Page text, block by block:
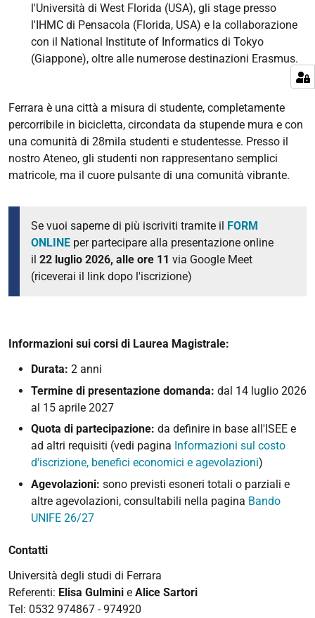
l'Università di West Florida (USA), gli stage presso
l'IHMC di Pensacola (Florida, USA) e la collaborazione
con il National Institute of Informatics di Tokyo
(Giappone), oltre alle numerose destinazioni Erasmus.
Ferrara è una città a misura di studente, completamente
percorribile in bicicletta, circondata da stupende mura e con
una comunità di 28mila studenti e studentesse. Presso il
nostro Ateneo, gli studenti non rappresentano semplici
matricole, ma il cuore pulsante di una comunità vibrante.
Se vuoi saperne di più iscriviti tramite il
FORM
ONLINE per partecipare alla presentazione online
il 22 luglio 2026, alle ore 11 via Google Meet
(riceverai il link dopo l'iscrizione)
Informazioni sui corsi di Laurea Magistrale:
Durata: 2 anni
Termine di presentazione domanda: dal 14 luglio 2026
al 15 aprile 2027
Quota di partecipazione: da definire in base all'ISEE e
ad altri requisiti (vedi pagina Informazioni sul costo
d'iscrizione, benefici economici e agevolazioni)
Agevolazioni: sono previsti esoneri totali o parziali e
altre agevolazioni, consultabili nella pagina Bando
UNIFE 26/27
Contatti
Università degli studi di Ferrara
Referenti: Elisa Gulmini e Alice Sartori
Tel: 0532 974867 - 974920